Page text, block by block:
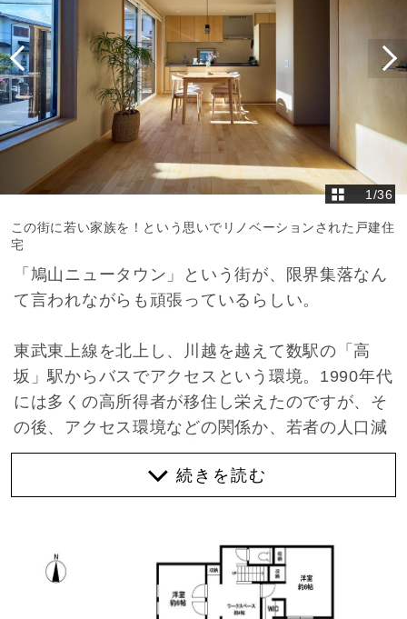
1 /36
この街に若い家族を！という思いでリノベーションされた戸建住
宅
「鳩山ニュータウン」という街が、限界集落なん
て言われながらも頑張っているらしい。
東武東上線を北上し、川越を越えて数駅の「高
坂」駅からバスでアクセスという環境。1990年代
には多くの高所得者が移住し栄えたのですが、そ
の後、アクセス環境などの関係か、若者の人口減
少が進み、限界集落と言われるようになった街で
設計事務所〈RFA〉が「鳩山町コミュニティ・マ
ルシェ」の指定管理を受けたことで街がかわり出
しています。RFAでは建物のリノベーションを行